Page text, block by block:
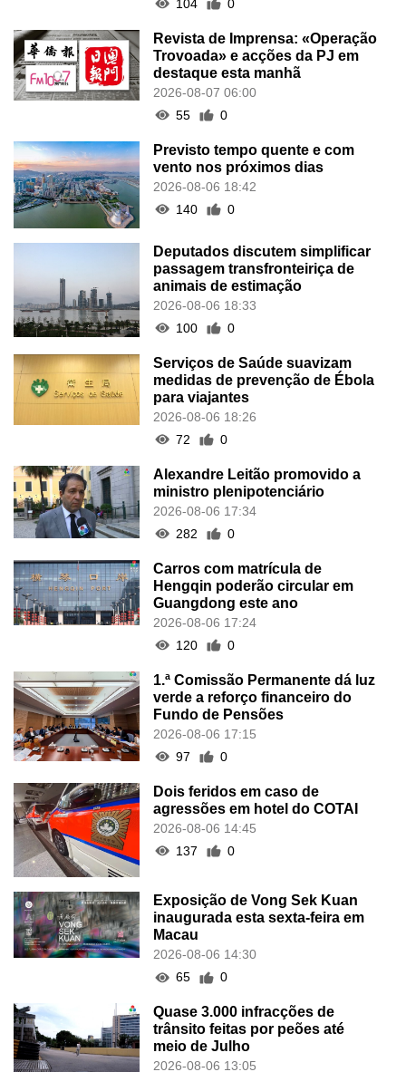
104
0
Revista de Imprensa: «Operação
Trovoada» e acções da PJ em
destaque esta manhã
2026-08-07 06:00
55
0
Previsto tempo quente e com
vento nos próximos dias
2026-08-06 18:42
140
0
Deputados discutem simplificar
passagem transfronteiriça de
animais de estimação
2026-08-06 18:33
100
0
Serviços de Saúde suavizam
medidas de prevenção de Ébola
para viajantes
2026-08-06 18:26
72
0
Alexandre Leitão promovido a
ministro plenipotenciário
2026-08-06 17:34
282
0
Carros com matrícula de
Hengqin poderão circular em
Guangdong este ano
2026-08-06 17:24
120
0
1.ª Comissão Permanente dá luz
verde a reforço financeiro do
Fundo de Pensões
2026-08-06 17:15
97
0
Dois feridos em caso de
agressões em hotel do COTAI
2026-08-06 14:45
137
0
Exposição de Vong Sek Kuan
inaugurada esta sexta-feira em
Macau
2026-08-06 14:30
65
0
Quase 3.000 infracções de
trânsito feitas por peões até
meio de Julho
2026-08-06 13:05